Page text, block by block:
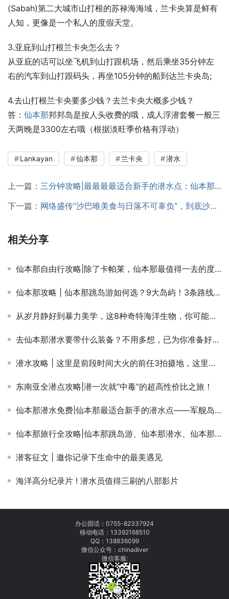
(Sabah)第二大城市山打根的苏禄海海域，兰卡央算是鲜有
人知，更像是一个私人的度假天堂。
3.亚庇到山打根兰卡央怎么去？
从亚庇的话可以坐飞机到山打跟机场，然后乘坐35分钟左
右的汽车到山打跟码头，再坐105分钟的船到达兰卡央岛;
4.去山打根兰卡央要多少钱？去兰卡央大概多少钱？
答： 仙本那邦邦岛是按人头收费的哦，成人浮潜套餐一般三
天两晚是3300左右哦（根据淡旺季价格有浮动）
Lankayan 仙本那 兰卡央 潜水
上一篇： 三分钟攻略|最最最最适合新手的潜水点：仙本那军舰岛
下一篇： 网络盛传“沙巴唯美食与日落不可辜负”，到底沙巴有什么好吃的美食呢？
相关分享
仙本那自由行攻略|除了卡帕莱，仙本那最值得一去的度假村——马达京
仙本那攻略 | 仙本那跳岛游如何选？9大岛屿！3条路线！任选一天畅玩仙本那！
从岁月静好到暴力美学，这8种奇特海洋生物，你可能一个都没有见过
去仙本那潜水要带什么装备？不用多想，已为你准备好800元潜水用品大礼包！
潜水攻略 | 这里是前段时间大火的前任3拍摄地，这里是潜水界的麦加——美娜多！
东南亚全潜点攻略|潜一次就“中毒”的超高性价比之旅！
仙本那潜水免费|仙本那最适合新手的潜水点——军舰岛！免费体验潜水大赠送！
仙本那旅行全攻略|仙本那跳岛游、仙本那潜水、仙本那签证机票办理，你要的统统给你准备！
潜客征文 | 邀你记录下生命中的最美遇见
海洋高分纪录片 ! 潜水员值得三刷的八部影片
办公固话： 0755-82337924
移动电话： 13392168510
QQ：138836099
微信公众号：chinadiver
微信客服: